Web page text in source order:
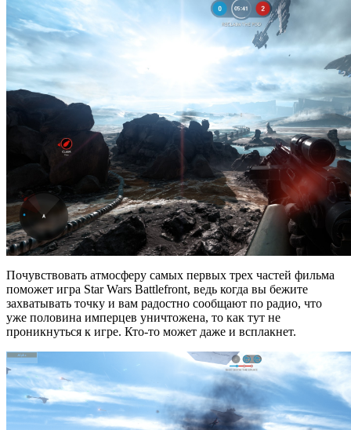
Почувствовать атмосферу самых первых трех частей фильма
поможет игра Star Wars Battlefront, ведь когда вы бежите
захватывать точку и вам радостно сообщают по радио, что
уже половина имперцев уничтожена, то как тут не
проникнуться к игре. Кто-то может даже и всплакнет.